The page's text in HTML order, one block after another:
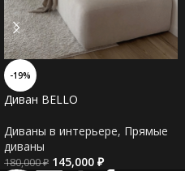
-19%
Диван BELLO
Диваны в интерьере, Прямые
диваны
180,000₽ 145,000 ₽